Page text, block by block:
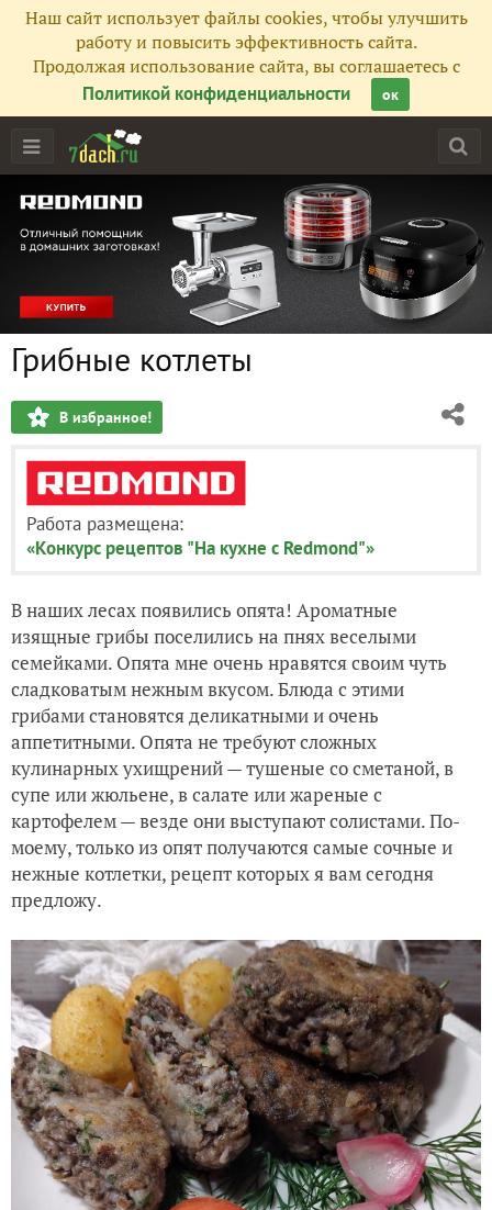
Наш сайт использует файлы cookies, чтобы улучшить
работу и повысить эффективность сайта.
Продолжая использование сайта, вы соглашаетесь с
Политикой конфиденциальности
ок
Грибные котлеты
В избранное!
Работа размещена:
«Конкурс рецептов "На кухне с Redmond"»
В наших лесах появились опята! Ароматные
изящные грибы поселились на пнях веселыми
семейками. Опята мне очень нравятся своим чуть
сладковатым нежным вкусом. Блюда с этими
грибами становятся деликатными и очень
аппетитными. Опята не требуют сложных
кулинарных ухищрений — тушеные со сметаной, в
супе или жюльене, в салате или жареные с
картофелем — везде они выступают солистами. По-
моему, только из опят получаются самые сочные и
нежные котлетки, рецепт которых я вам сегодня
предложу.